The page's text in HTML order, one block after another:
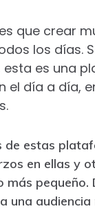
que crear
los días.
esta es una
el día a día,
de estas
en ellas y
más pequeño.
una